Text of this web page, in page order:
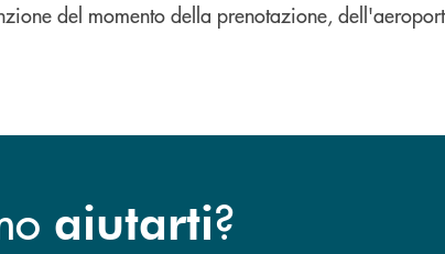
del momento della prenotazione,
aiutarti?